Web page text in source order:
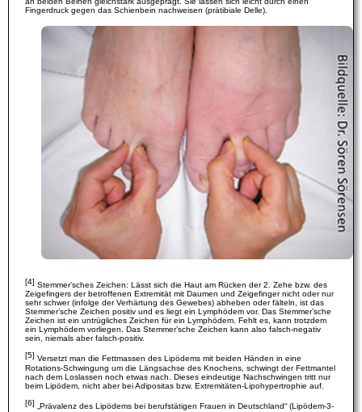
Fingerdruck gegen das Schienbein nachweisen (prätibiale Delle).
[4] Stemmer’sches Zeichen: Lässt sich die Haut am Rücken der 2. Zehe bzw. des
Zeigefingers der betroffenen Extremität mit Daumen und Zeigefinger nicht oder nur
sehr schwer (infolge der Verhärtung des Gewebes) abheben oder fälteln, ist das
Stemmer’sche Zeichen positiv und es liegt ein Lymphödem vor. Das Stemmer’sche
Zeichen ist ein untrügliches Zeichen für ein Lymphödem. Fehlt es, kann trotzdem
ein Lymphödem vorliegen. Das Stemmer’sche Zeichen kann also falsch-negativ
sein, niemals aber falsch-positiv.
[5] Versetzt man die Fettmassen des Lipödems mit beiden Händen in eine
Rotations-Schwingung um die Längsachse des Knochens, schwingt der Fettmantel
nach dem Loslassen noch etwas nach. Dieses eindeutige Nachschwingen tritt nur
beim Lipödem, nicht aber bei Adipositas bzw. Extremitäten-Lipohypertrophie auf.
[6] „Prävalenz des Lipödems bei berufstätigen Frauen in Deutschland“ (Lipödem-3-